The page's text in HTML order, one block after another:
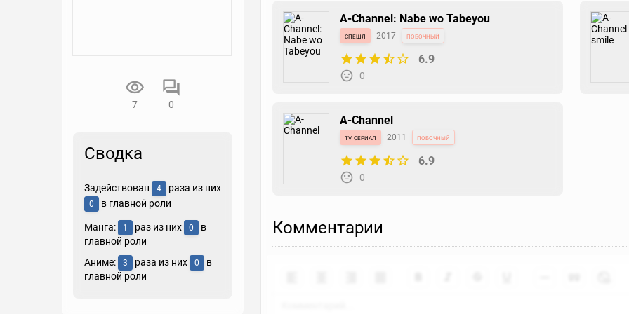
7 0
Сводка
Задействован 4 раза из них
0 в главной роли
Манга: 1 раз из них 0
в
главной роли
Аниме:
3 раза из них 0
в
главной роли
A-Channel: Nabe wo Tabeyou
спешл 2017 побочный
6.9
0
A-Channel
tv сериал 2011 побочный
6.9
0
Комментарии